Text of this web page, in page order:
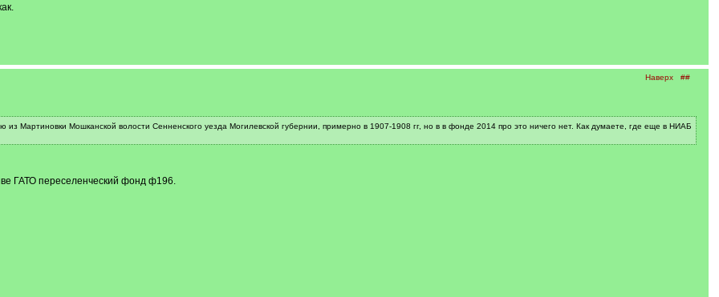
Наверх ##
из Мартиновки Мошканской волости Сенненского уезда Могилевской губернии, примерно в 1907-1908 гг, но в в фонде 2014 про это ничего нет. Как думаете, где еще в НИАБ
ГАТО переселенческий фонд ф196.